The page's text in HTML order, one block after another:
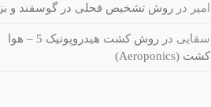
امیر در روش تشخیص فحلی در گوسفند و بز
سقایی در
روش کشت هیدروپونیک 5 – هوا
کشت (Aeroponics)